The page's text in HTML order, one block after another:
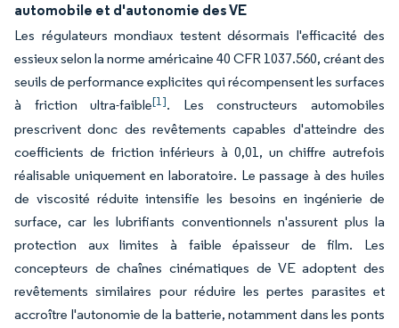
automobile et d'autonomie des VE
Les régulateurs mondiaux testent désormais l'efficacité des
essieux selon la norme américaine 40 CFR 1037.560, créant des
seuils de performance explicites qui récompensent les surfaces
à friction ultra-faible[1]. Les constructeurs automobiles
prescrivent donc des revêtements capables d'atteindre des
coefficients de friction inférieurs à 0,01, un chiffre autrefois
réalisable uniquement en laboratoire. Le passage à des huiles
de viscosité réduite intensifie les besoins en ingénierie de
surface, car les lubrifiants conventionnels n'assurent plus la
protection aux limites à faible épaisseur de film. Les
concepteurs de chaînes cinématiques de VE adoptent des
revêtements similaires pour réduire les pertes parasites et
accroître l'autonomie de la batterie, notamment dans les ponts